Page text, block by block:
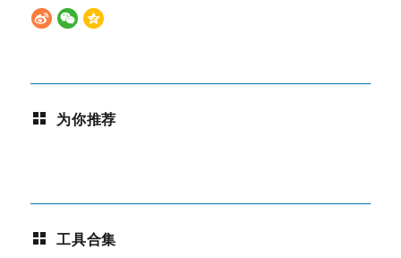
为你推荐
工具合集